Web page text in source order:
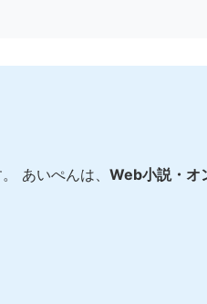
あいぺんは、 Web小説・オ